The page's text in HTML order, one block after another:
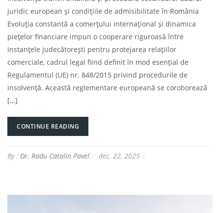
juridic european și condițiile de admisibilitate în România
Evoluția constantă a comerțului internațional și dinamica
piețelor financiare impun o cooperare riguroasă între
instanțele judecătorești pentru protejarea relațiilor
comerciale, cadrul legal fiind definit în mod esențial de
Regulamentul (UE) nr. 848/2015 privind procedurile de
insolvență. Această reglementare europeană se coroborează
[…]
CONTINUE READING
By : Dr. Radu Catalin Pavel dec. 22, 2025